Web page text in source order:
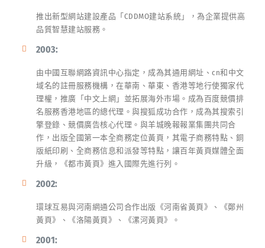
推出新型網站建設產品「CDDMO建站系統」，為企業提供高
品質智慧建站服務。
2003:
由中國互聯網路資訊中心指定，成為其通用網址、cn和中文
域名的註冊服務機構，在華南、華東、香港等地行使獨家代
理權，推廣「中文上網」並拓展海外市場。成為百度競價排
名服務香港地區的總代理。與搜狐成功合作，成為其搜索引
擎登錄、競價廣告核心代理。與羊城晚報報業集團共同合
作，出版全國第一本全商務定位黃頁，其電子商務特點、銅
版紙印刷、全商務信息和派發等特點，讓百年黃頁媒體全面
升級，《都市黃頁》進入國際先進行列。
2002:
環球互易與河南網通公司合作出版《河南省黃頁》、《鄭州
黃頁》、《洛陽黃頁》、《漯河黃頁》。
2001: